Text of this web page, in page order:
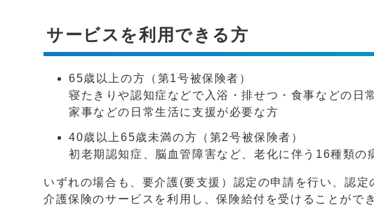
サービスを利用できる方
65歳以上の方（第1号被保険者）
寝たきりや認知症などで入浴・排せつ・食事などの日
家事などの日常生活に支援が必要な方
40歳以上65歳未満の方（第2号被保険者）
初老期認知症、脳血管障害など、老化に伴う16種類
いずれの場合も、要介護(要支援）認定の申請を行い、認
介護保険のサービスを利用し、保険給付を受けることがで